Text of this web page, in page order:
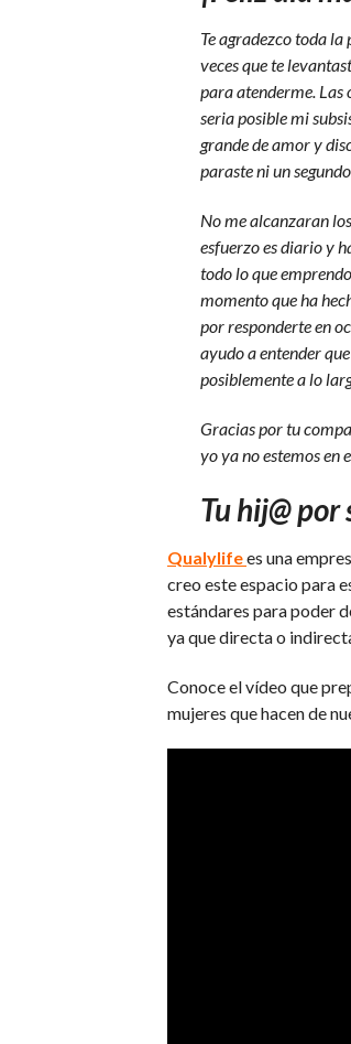
Te agradezco toda
veces que te
para atenderme. Las
seria posible mi
grande de amor y
paraste ni un
No me alcanzaran
esfuerzo es diario y
todo lo que
momento que ha
por responderte en
ayudo a entender
posiblemente a lo
Gracias por tu
yo ya no estemos
Tu hij@ por
Qualylifees una
creo este espacio para
estándares para poder
ya que directa o
Conoce el vídeo que
mujeres que hacen de